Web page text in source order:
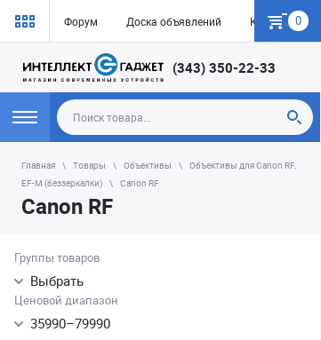
Форум Доска объявлений Как купить
0
(343) 350-22-33
Главная Товары Объективы
Объективы для Canon RF,
EF-M (беззеркалки)
Canon RF
Canon RF
Группы товаров
Выбрать
Ценовой диапазон
35990–79990